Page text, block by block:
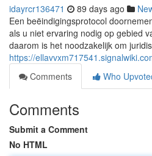
idayrcr136471 89 days ago
Een beëindigingsprotocol
als u niet ervaring nodig op gebied
daarom is het noodzakelijk om
https://
Comments
Who
Comments
Submit a Comment
No HTML